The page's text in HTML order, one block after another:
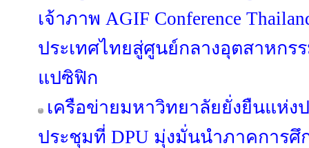
เจ้าภาพ AGIF Conference
ประเทศไทยสู่ศูนย์กลางอุตสาหกร
แปซิฟิก
เครือข่ายมหาวิทยาลัยยั่งยืนแห่ง
ประชุมที่ DPU มุ่งมั่นนำภาคการศึ